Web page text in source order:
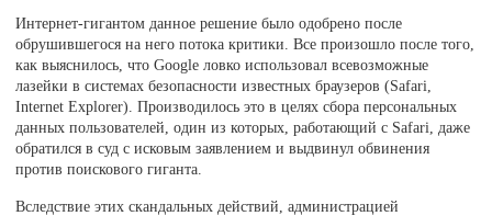
Интернет-гигантом данное решение было одобрено после
обрушившегося на него потока критики. Все произошло после того,
как выяснилось, что Google ловко использовал всевозможные
лазейки в системах безопасности известных браузеров (Safari,
Internet Explorer). Производилось это в целях сбора персональных
данных пользователей, один из которых, работающий с Safari, даже
обратился в суд с исковым заявлением и выдвинул обвинения
против поискового гиганта.
Вследствие этих скандальных действий, администрацией